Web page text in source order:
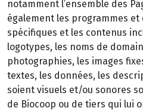
notamment l’ensemble des
également les programmes
spécifiques et les contenus
logotypes, les noms de
photographies, les images
textes, les données, les
soient visuels et/ou sonores
de Biocoop ou de tiers qui lui